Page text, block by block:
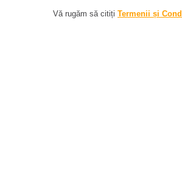
Vă rugăm să citiți Termenii și